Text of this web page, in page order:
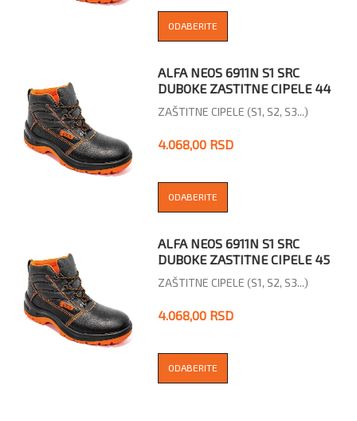
ODABERITE
ALFA NEOS 6911N S1 SRC
DUBOKE ZASTITNE CIPELE 44
ZAŠTITNE CIPELE (S1, S2, S3...)
4.068,00 RSD
ODABERITE
ALFA NEOS 6911N S1 SRC
DUBOKE ZASTITNE CIPELE 45
ZAŠTITNE CIPELE (S1, S2, S3...)
4.068,00 RSD
ODABERITE